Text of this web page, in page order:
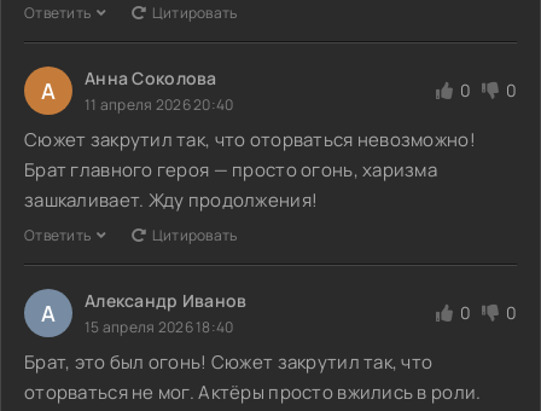
Ответить Цитировать
А Анна Соколова
11 апреля 2026 20:40
0 0
Сюжет закрутил так, что оторваться невозможно!
Брат главного героя — просто огонь, харизма
зашкаливает. Жду продолжения!
Ответить Цитировать
А Александр Иванов
15 апреля 2026 18:40
0 0
Брат, это был огонь! Сюжет закрутил так, что
оторваться не мог. Актёры просто вжились в роли.